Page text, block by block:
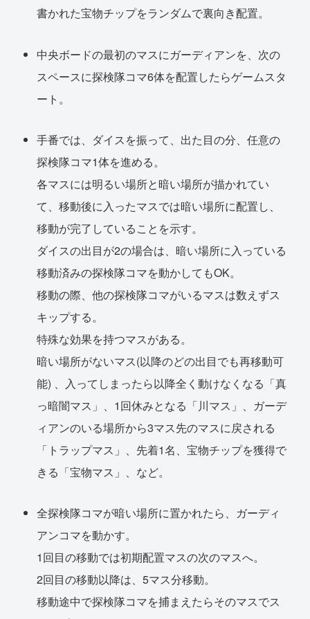
書かれた宝物チップをランダムで裏向き配置。
中央ボードの最初のマスにガーディアンを、次の
スペースに探検隊コマ6体を配置したらゲームスタ
ート。
手番では、ダイスを振って、出た目の分、任意の
探検隊コマ1体を進める。
各マスには明るい場所と暗い場所が描かれてい
て、移動後に入ったマスでは暗い場所に配置し、
移動が完了していることを示す。
ダイスの出目が2の場合は、暗い場所に入っている
移動済みの探検隊コマを動かしてもOK。
移動の際、他の探検隊コマがいるマスは数えずス
キップする。
特殊な効果を持つマスがある。
暗い場所がないマス(以降のどの出目でも再移動可
能) 、入ってしまったら以降全く動けなくなる「真
っ暗闇マス」、1回休みとなる「川マス」、ガーデ
ィアンのいる場所から3マス先のマスに戻される
「トラップマス」、先着1名、宝物チップを獲得で
きる「宝物マス」、など。
全探検隊コマが暗い場所に置かれたら、ガーディ
アンコマを動かす。
1回目の移動では初期配置マスの次のマスへ。
2回目の移動以降は、5マス分移動。
移動途中で探検隊コマを捕まえたらそのマスでス